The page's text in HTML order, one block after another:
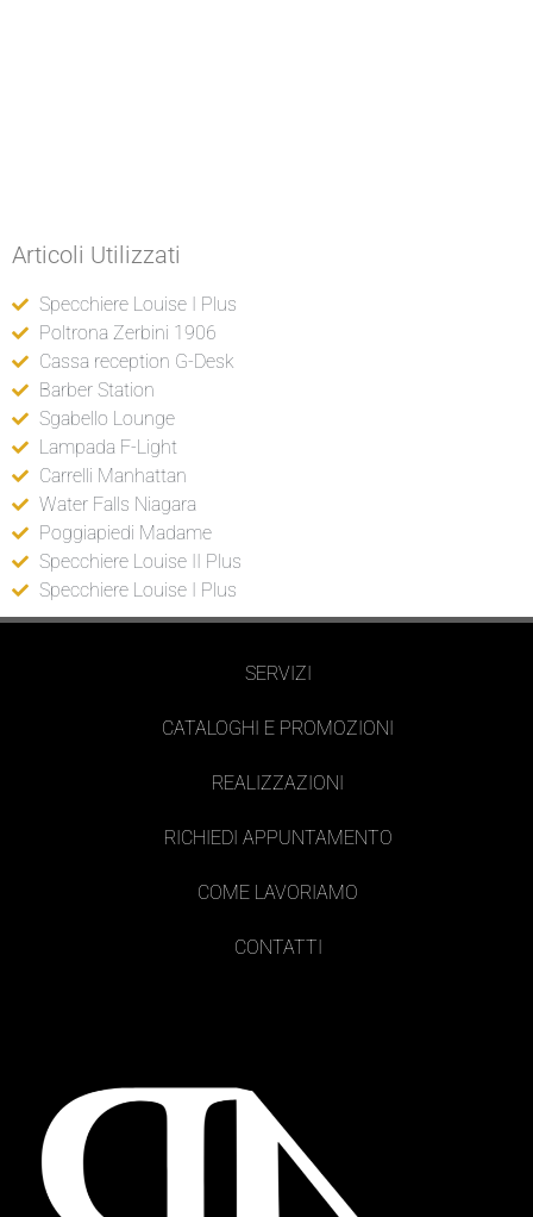
Articoli Utilizzati
Specchiere Louise I Plus
Poltrona Zerbini 1906
Cassa reception G-Desk
Barber Station
Sgabello Lounge
Lampada F-Light
Carrelli Manhattan
Water Falls Niagara
Poggiapiedi Madame
Specchiere Louise II Plus
Specchiere Louise I Plus
SERVIZI
CATALOGHI E PROMOZIONI
REALIZZAZIONI
RICHIEDI APPUNTAMENTO
COME LAVORIAMO
CONTATTI